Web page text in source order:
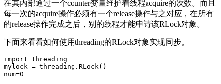
在其内部通过一个counter变量维护着线程acquire的次数。而且
每一次的acquire操作必须有一个release操作与之对应，在所有
的release操作完成之后，别的线程才能申请该RLock对象。
下面来看看如何使用threading的RLock对象实现同步。
import threading
mylock = threading.RLock()
num=0